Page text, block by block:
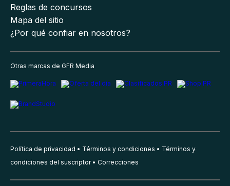
Reglas de concursos
Mapa del sitio
¿Por qué confiar en nosotros?
Otras marcas de GFR Media
Política de privacidad Términos y condiciones
Términos y
condiciones del suscriptor
Correcciones